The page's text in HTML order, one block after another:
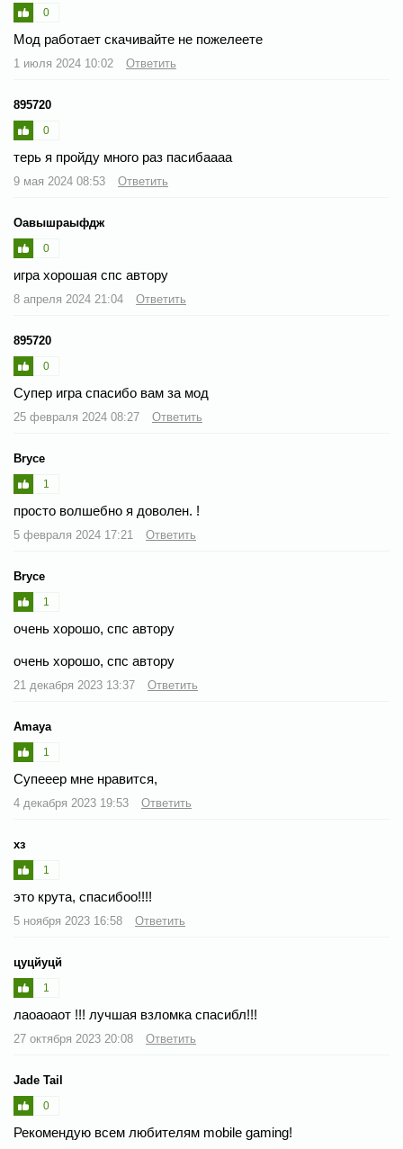
0
Mод работает скачивайте не пожелеете
1 июля 2024 10:02 Ответить
895720
0
терь я пройду много раз пасибаааа
9 мая 2024 08:53 Ответить
Оавышраыфдж
0
игра хорошая спс автору
8 апреля 2024 21:04 Ответить
895720
0
Супер игра спасибо вам за мод
25 февраля 2024 08:27 Ответить
Bryce
1
просто волшебно я доволен. !
5 февраля 2024 17:21 Ответить
Bryce
1
очень хорошо, спс автору
очень хорошо, спс автору
21 декабря 2023 13:37 Ответить
Amaya
1
Супееер мне нравится,
4 декабря 2023 19:53 Ответить
хз
1
это крута, спасибоо!!!!
5 ноября 2023 16:58 Ответить
цуцйуцй
1
лаоаоаот !!! лучшая взломка спасибл!!!
27 октября 2023 20:08 Ответить
Jade Tail
0
Рекомендую всем любителям mobile gaming!